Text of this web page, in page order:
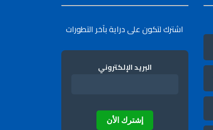
اشترك لتكون على دراية بآخر التطورات
البريد الإلكتروني
إشترك الأن